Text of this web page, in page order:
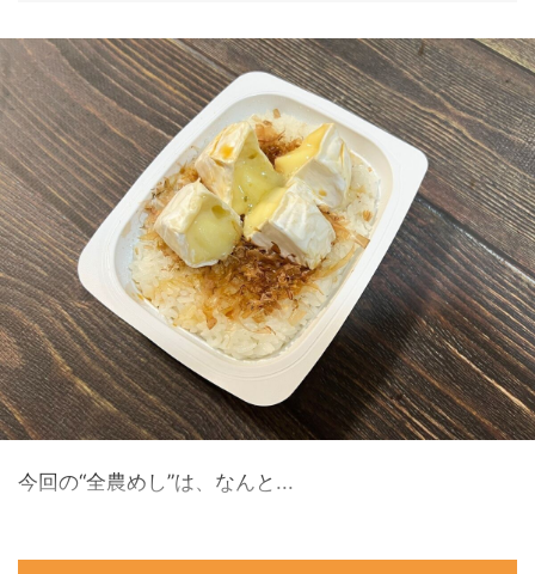
今回の“全農めし”は、なんと...